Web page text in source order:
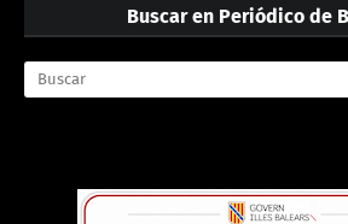
Buscar en Periódico de